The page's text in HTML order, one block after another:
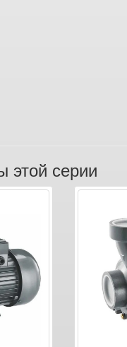
этой серии